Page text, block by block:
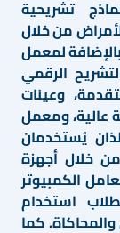
تشريحية
من خلال
لمعمل
الرقمي
وعينات
عالية، ومعمل
يُستخدمان
خلال أجهزة
الكمبيوتر
استخدام
كما